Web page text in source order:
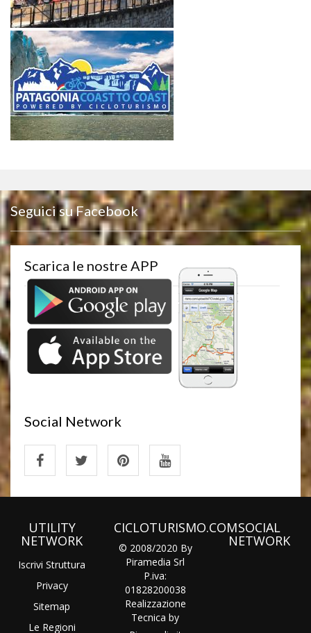
Seguici su Facebook
Scarica le nostre APP
Social Network
UTILITY
NETWORK
Iscrivi Struttura
Privacy
Sitemap
Le Regioni
CICLOTURISMO.COM
© 2008/2020 By
Piramedia Srl
P.iva:
01828200038
Realizzazione
Tecnica by
SOCIAL
NETWORK